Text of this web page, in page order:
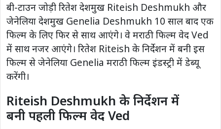
बी-टाउन जोड़ी रितेश देशमुख Riteish Deshmukh और
जेनेलिया देशमुख Genelia Deshmukh 10 साल बाद एक
फिल्म के लिए फिर से साथ आएंगे। वे मराठी फिल्म वेद Ved
में साथ नजर आएंगे। रितेश Riteish के निर्देशन में बनी इस
फिल्म से जेनेलिया Genelia मराठी फिल्म इंडस्ट्री में डेब्यू
करेंगी।
Riteish Deshmukh के निर्देशन में
बनी पहली फिल्म वेद Ved